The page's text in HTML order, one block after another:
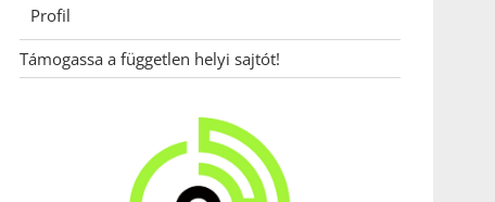
Profil
Támogassa a független helyi sajtót!